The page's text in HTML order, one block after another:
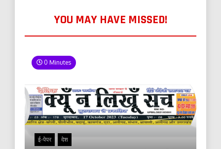
YOU MAY HAVE MISSED!
0 Minutes
ई-पेपर देश